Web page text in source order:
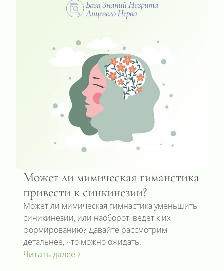
Может ли мимическая гиманстика
привести к синкинезии?
Может ли мимическая гимнастика уменьшить
синикинезии, или наоборот, ведет к их
формированию? Давайте рассмотрим
детальнее, что можно ожидать.
Читать далее